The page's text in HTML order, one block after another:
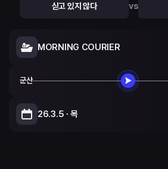
싣고 있지 않다 vs
MORNING COURIER
군산
26.3.5 ∙ 목